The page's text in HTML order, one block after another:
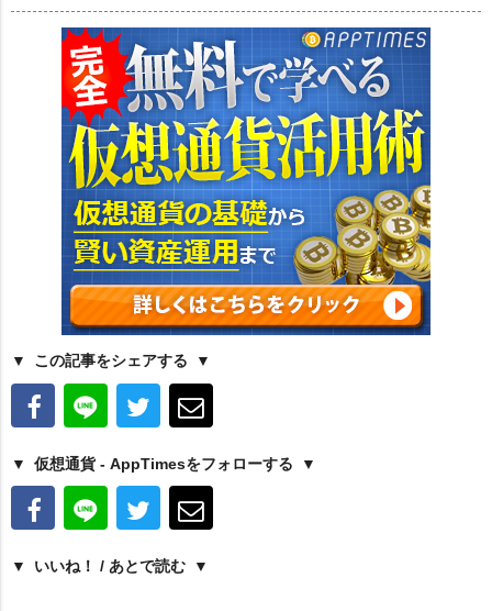
この記事をシェアする
仮想通貨 - AppTimesをフォローする
いいね！ / あとで読む